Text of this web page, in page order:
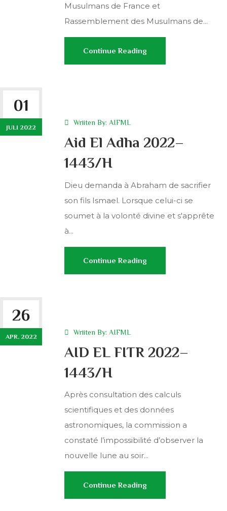
Musulmans de France et
Rassemblement des Musulmans de...
Continue Reading
01
JULI 2022
Wriiten By: AIFML
Aid El Adha 2022–
1443/H
Dieu demanda à Abraham de sacrifier
son fils Ismael. Lorsque celui-ci se
soumet à la volonté divine et s'apprête
à...
Continue Reading
26
APR. 2022
Wriiten By: AIFML
AID EL FITR 2022–
1443/H
Après consultation des calculs
scientifiques et des données
astronomiques, la commission a
constaté l’impossibilité d’observer la
nouvelle lune au soir...
Continue Reading